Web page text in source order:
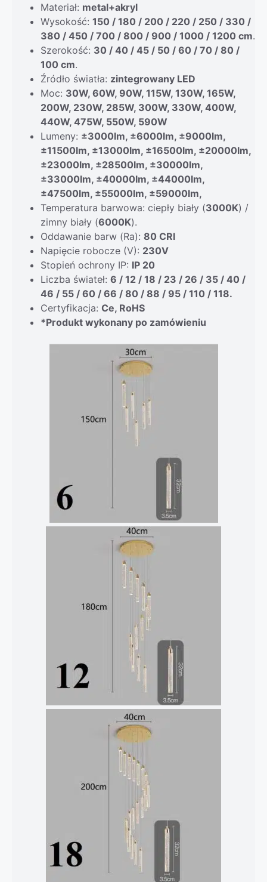
Materiał: metal+akryl
Wysokość: 150 / 180 / 200 / 220 / 250 / 330 /
380 / 450 / 700 / 800 / 900 / 1000 / 1200 cm.
Szerokość: 30 / 40 / 45 / 50 / 60 / 70 / 80 /
100 cm.
Źródło światła: zintegrowany LED
Moc: 30W, 60W, 90W, 115W, 130W, 165W,
200W, 230W, 285W, 300W, 330W, 400W,
440W, 475W, 550W, 590W
Lumeny: ±3000lm, ±6000lm, ±9000lm,
±11500lm, ±13000lm, ±16500lm, ±20000lm,
±23000lm, ±28500lm, ±30000lm,
±33000lm, ±40000lm, ±44000lm,
±47500lm, ±55000lm, ±59000lm,
Temperatura barwowa: ciepły biały (3000K) /
zimny biały (6000K).
Oddawanie barw (Ra): 80 CRI
Napięcie robocze (V): 230V
Stopień ochrony IP: IP 20
Liczba świateł: 6 / 12 / 18 / 23 / 26 / 35 / 40 /
46 / 55 / 60 / 66 / 80 / 88 / 95 / 110 / 118.
Certyfikacja: Ce, RoHS
*Produkt wykonany po zamówieniu